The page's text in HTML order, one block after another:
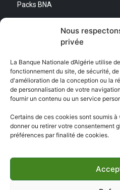
Nous
privée
La Banque Nationale d’Algérie utilise
fonctionnement du site, de sécurité,
d'amélioration de la conception ou la
de personnalisation de votre
fournir un contenu ou un service
Certains de ces cookies sont soumis
donner ou retirer votre consentement
préférences par finalité de cookies.
Packs BNA
Direction Générale :
Adresse : Quartier d’Affaires Bab
Centre de Relation Client :
Adresse : Quartier d’Affaires Bab
Centre d’appel :3306